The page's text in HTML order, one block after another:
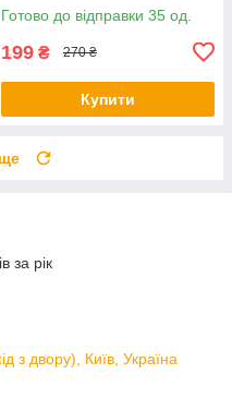
Готово до відправки 35 од.
199 ₴ 270 ₴
Купити
за рік
з двору), Київ, Україна